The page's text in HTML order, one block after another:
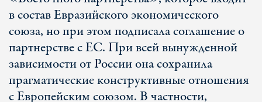
в состав Евразийского экономического
союза, но при этом подписала соглашение о
партнерстве с ЕС. При всей вынужденной
зависимости от России она сохранила
прагматические конструктивные отношения
с Европейским союзом. В частности,